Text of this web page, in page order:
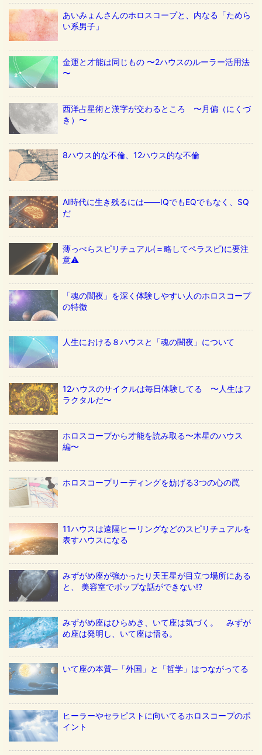
あいみょんさんのホロスコープと、内なる「ためら
い系男子」
金運と才能は同じもの 〜2ハウスのルーラー活用法
〜
西洋占星術と漢字が交わるところ 〜月偏（にくづ
き）〜
8ハウス的な不倫、12ハウス的な不倫
AI時代に生き残るには——IQでもEQでもなく、SQ
だ
薄っぺらスピリチュアル(＝略してペラスピ)に要注
意⚠️
「魂の闇夜」を深く体験しやすい人のホロスコープ
の特徴
人生における８ハウスと「魂の闇夜」について
12ハウスのサイクルは毎日体験してる 〜人生はフ
ラクタルだ〜
ホロスコープから才能を読み取る〜木星のハウス
編〜
ホロスコープリーディングを妨げる3つの心の罠
11ハウスは遠隔ヒーリングなどのスピリチュアルを
表すハウスになる
みずがめ座が強かったり天王星が目立つ場所にある
と、 美容室でポップな話ができない!?
みずがめ座はひらめき、いて座は気づく。 みずが
め座は発明し、いて座は悟る。
いて座の本質─「外国」と「哲学」はつながってる
ヒーラーやセラピストに向いてるホロスコープのポ
イント